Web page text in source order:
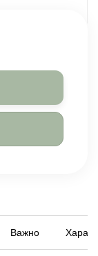
Важно